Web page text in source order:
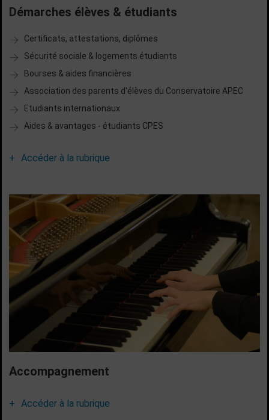
Démarches élèves & étudiants
Certificats, attestations, diplômes
Sécurité sociale & logements étudiants
Bourses & aides financières
Association des parents d'élèves du Conservatoire APEC
Etudiants internationaux
Aides & avantages - étudiants CPES
Accéder à la rubrique
Accompagnement
Accéder à la rubrique